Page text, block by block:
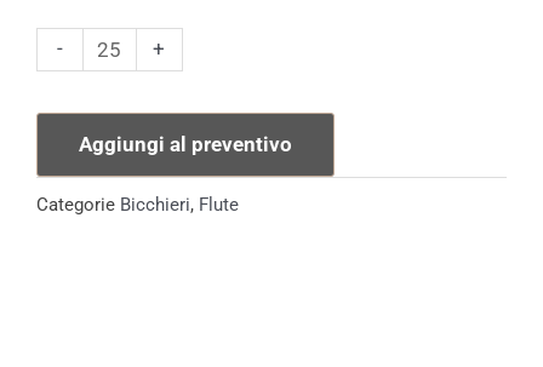
-
Flute
42
quantità
+
Aggiungi al preventivo
Categorie Bicchieri, Flute